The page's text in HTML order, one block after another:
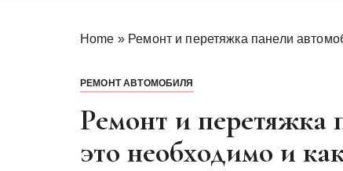
Home » Ремонт и перетяжка панели
РЕМОНТ АВТОМОБИЛЯ
Ремонт и перетяжка
это необходимо и